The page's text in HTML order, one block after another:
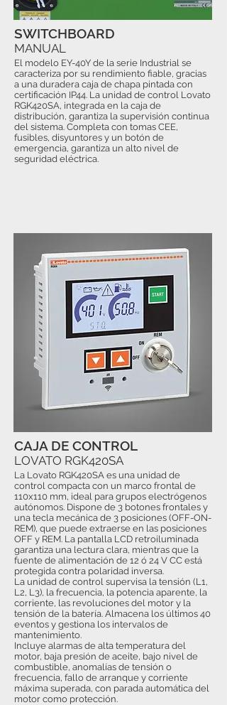
El modelo EY-40Y de la serie Industrial se
caracteriza por su rendimiento fiable, gracias
a una duradera caja de chapa pintada con
certificación IP44. La unidad de control Lovato
RGK420SA, integrada en la caja de
distribución, garantiza la supervisión continua
del sistema. Completa con tomas CEE,
fusibles, disyuntores y un botón de
emergencia, garantiza un alto nivel de
seguridad eléctrica.
SWITCHBOARD
MANUAL
La Lovato RGK420SA es una unidad de
control compacta con un marco frontal de
110x110 mm, ideal para grupos electrógenos
autónomos. Dispone de 3 botones frontales y
una tecla mecánica de 3 posiciones (OFF-ON-
REM), que puede extraerse en las posiciones
OFF y REM. La pantalla LCD retroiluminada
garantiza una lectura clara, mientras que la
fuente de alimentación de 12 ó 24 V CC está
protegida contra polaridad inversa.
La unidad de control supervisa la tensión (L1,
L2, L3), la frecuencia, la potencia aparente, la
corriente, las revoluciones del motor y la
tensión de la batería. Almacena los últimos 40
eventos y gestiona los intervalos de
mantenimiento.
Incluye alarmas de alta temperatura del
motor, baja presión de aceite, bajo nivel de
combustible, anomalías de tensión o
frecuencia, fallo de arranque y corriente
máxima superada, con parada automática del
motor como protección.
CAJA DE CONTROL
LOVATO RGK420SA